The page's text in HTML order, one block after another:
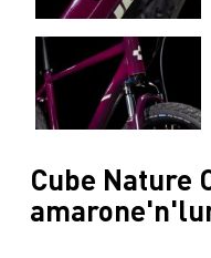
Cube Nature